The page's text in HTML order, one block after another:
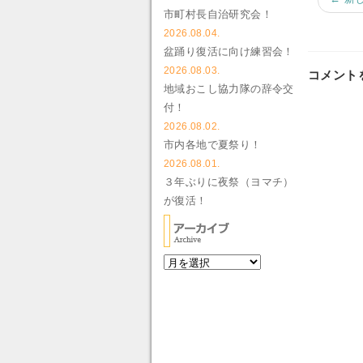
コメント
市町村長自治研究会！
2026.08.04.
盆踊り復活に向け練習会！
2026.08.03.
地域おこし協力隊の辞令交
付！
2026.08.02.
市内各地で夏祭り！
2026.08.01.
３年ぶりに夜祭（ヨマチ）
が復活！